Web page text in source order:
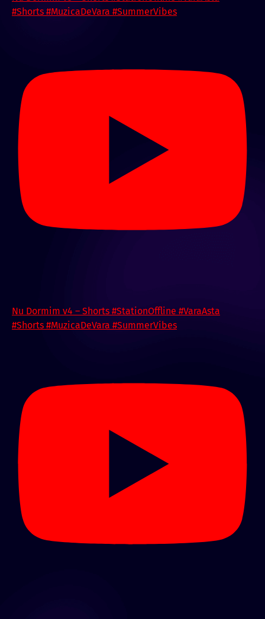
#Shorts #MuzicaDeVara #SummerVibes
Nu Dormim v4 – Shorts #StationOffline #VaraAsta
#Shorts #MuzicaDeVara #SummerVibes